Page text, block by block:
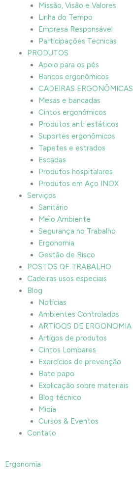
Missão, Visão e Valores
Linha do Tempo
Empresa Responsável
Participações Tecnicas
PRODUTOS
Apoio para os pés
Bancos ergonômicos
CADEIRAS ERGONÔMICAS
Mesas e bancadas
Cintos ergonômicos
Produtos anti estáticos
Suportes ergonômicos
Tapetes e estrados
Escadas
Produtos hospitalares
Produtos em Aço INOX
Serviços
Sanitário
Meio Ambiente
Segurança no Trabalho
Ergonomia
Gestão de Risco
POSTOS DE TRABALHO
Cadeiras usos especiais
Blog
Notícias
Ambientes Controlados
ARTIGOS DE ERGONOMIA
Artigos de produtos
Cintos Lombares
Exercícios de prevenção
Bate papo
Explicação sobre materiais
Blog técnico
Midia
Cursos & Eventos
Contato
Ergonomia